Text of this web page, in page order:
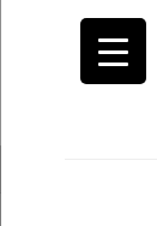
Skip